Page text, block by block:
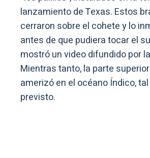
lanzamiento de Texas. Estos
cerraron sobre el cohete y lo
antes de que pudiera tocar el
mostró un video difundido por
Mientras tanto, la parte
amerizó en el océano Índico,
previsto.